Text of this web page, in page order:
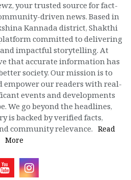
your trusted source for fact-
driven news. Based in
Kannada district, Shakthi
committed to delivering
impactful storytelling. At
that accurate information has
society. Our mission is to
our readers with real-
events and developments
We go beyond the headlines,
is backed by verified facts,
community relevance. Read
More